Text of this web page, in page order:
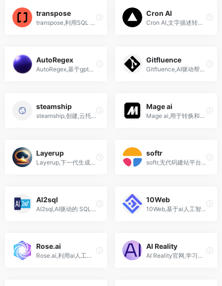
transpose
transpose,利用SQL API,REST API,探索和集成实时区块链数据到任何规模的应用程序
Cron AI
Cron AI,文字描述转换为cron作业语言
AutoRegex
AutoRegex,基于gpt根据文本描述，自动生成正则表达式
Gitfluence
Gitfluence,AI驱动帮助找到正确的Git命令
steamship
steamship,创建,云托管,分享ai应用,GPT4 API免费用,steamship注册,怎么使用中文
Mage ai
Mage ai,用于转换和集成数据的开源数据管道工具,airflow替代品
Layerup
Layerup,下一代生成式人工智能分析，你的个人数据科学家
softr
softr,无代码建站平台,建立网站和堆乐高积木一样简单
AI2sql
AI2sql,AI驱动的 SQL生成器,文本转换为SQL查询
10Web
10Web,基于ai人工智能的WordPress建站工具,主机,ai助手
Rose.ai
Rose.ai,利用ai人工智能，消除寻找、清洗、可视化和转换数据所浪费的时间
AI Reality
AI Reality官网,学习和创建增强现实与人工智能